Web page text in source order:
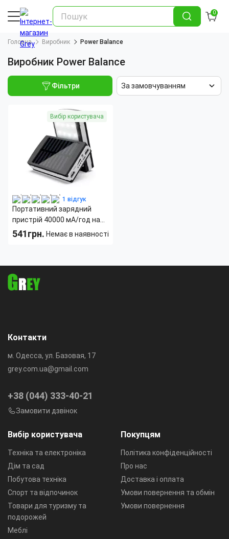
0
Головна Виробник Power Balance
Виробник Power Balance
Фільтри За замовчуванням
Вибір користувача
1 відгук
Портативний зарядний
пристрій 40000 мА/год на
сонячній батареї з
ліхтариком
541грн. Немає в наявності
Ширина:
Цвет корпуса:
Вибір користувача
Техніка та електроніка
Дім та сад
Побутова техніка
Спорт та відпочинок
Товари для туризму та
подорожей
Меблі
Покупцям
Політика конфіденційності
Про нас
Доставка і оплата
Умови повернення та обмін
Умови повернення
Контакти
м. Одесса, ул. Базовая, 17
grey.com.ua@gmail.com
+38 (044) 333-40-21
Замовити дзвінок